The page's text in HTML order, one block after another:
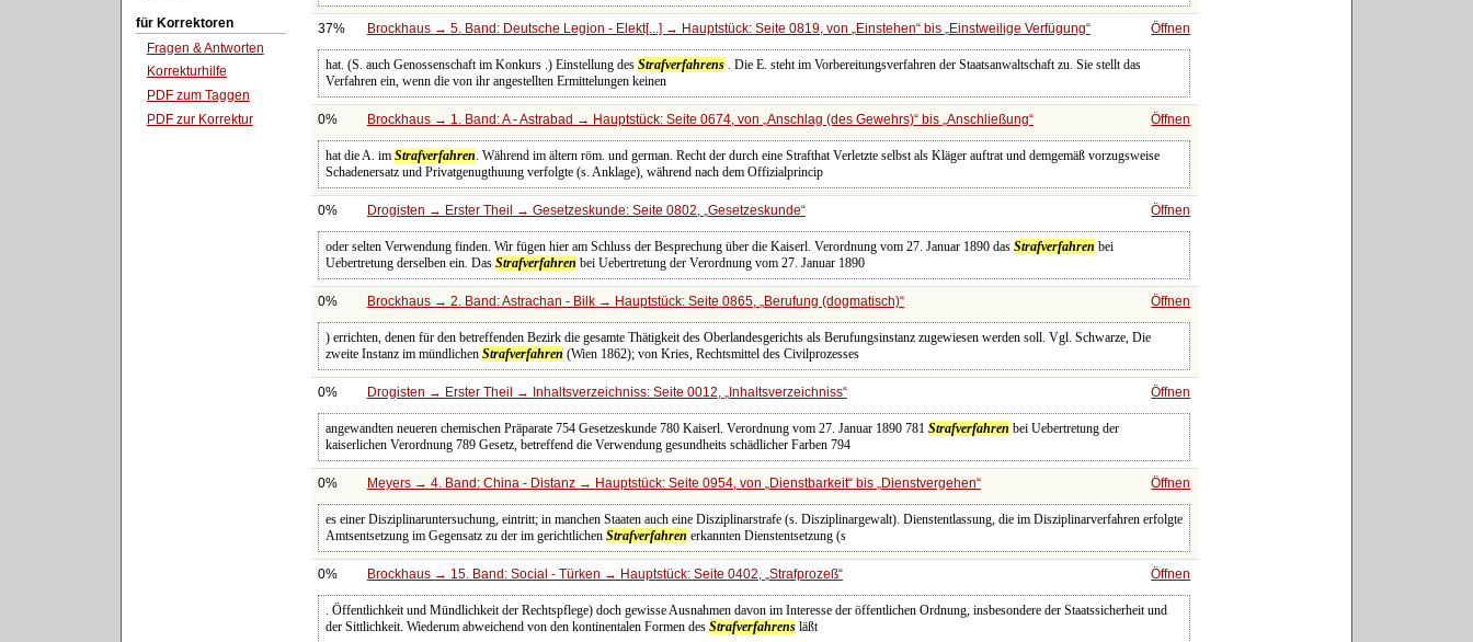
für Korrektoren
Fragen & Antworten
Korrekturhilfe
PDF zum Taggen
PDF zur Korrektur
37% Brockhaus → 5. Band: Deutsche Legion - Elekt[...] → Hauptstück: Seite 0819, von Einstehen bis Einstweilige Verfügung Öffnen
hat. (S. auch Genossenschaft im Konkurs .) Einstellung desStrafverfahrens . Die E. steht im Vorbereitungsverfahren der Staatsanwaltschaft zu. Sie stellt das
Verfahren ein, wenn die von ihr angestellten Ermittelungen keinen
0% Brockhaus → 1. Band: A - Astrabad → Hauptstück: Seite 0674, von Anschlag (des Gewehrs) bis Anschließung Öffnen
hat die A. imStrafverfahren. Während im ältern röm. und german. Recht der durch eine Strafthat Verletzte selbst als Kläger auftrat und demgemäß vorzugsweise
Schadenersatz und Privatgenugthuung verfolgte (s. Anklage), während nach dem Offizialprincip
0% Drogisten → Erster Theil → Gesetzeskunde: Seite 0802, Gesetzeskunde Öffnen
oder selten Verwendung finden. Wir fügen hier am Schluss der Besprechung über die Kaiserl. Verordnung vom 27. Januar 1890 dasStrafverfahren bei
Uebertretung derselben ein. DasStrafverfahren bei Uebertretung der Verordnung vom 27. Januar 1890
0% Brockhaus → 2. Band: Astrachan - Bilk → Hauptstück: Seite 0865, Berufung (dogmatisch) Öffnen
) errichten, denen für den betreffenden Bezirk die gesamte Thätigkeit des Oberlandesgerichts als Berufungsinstanz zugewiesen werden soll. Vgl. Schwarze, Die
zweite Instanz im mündlichenStrafverfahren (Wien 1862); von Kries, Rechtsmittel des Civilprozesses
0% Drogisten → Erster Theil → Inhaltsverzeichniss: Seite 0012, Inhaltsverzeichniss Öffnen
angewandten neueren chemischen Präparate 754 Gesetzeskunde 780 Kaiserl. Verordnung vom 27. Januar 1890 781Strafverfahren bei Uebertretung der
kaiserlichen Verordnung 789 Gesetz, betreffend die Verwendung gesundheits schädlicher Farben 794
0% Meyers → 4. Band: China - Distanz → Hauptstück: Seite 0954, von Dienstbarkeit bis Dienstvergehen Öffnen
es einer Disziplinaruntersuchung, eintritt; in manchen Staaten auch eine Disziplinarstrafe (s. Disziplinargewalt). Dienstentlassung, die im Disziplinarverfahren erfolgte
Amtsentsetzung im Gegensatz zu der im gerichtlichenStrafverfahren erkannten Dienstentsetzung (s
0% Brockhaus → 15. Band: Social - Türken → Hauptstück: Seite 0402, Strafprozeß Öffnen
. Öffentlichkeit und Mündlichkeit der Rechtspflege) doch gewisse Ausnahmen davon im Interesse der öffentlichen Ordnung, insbesondere der Staatssicherheit und
der Sittlichkeit. Wiederum abweichend von den kontinentalen Formen desStrafverfahrens läßt